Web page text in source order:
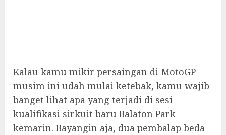
Kalau kamu mikir persaingan di MotoGP
musim ini udah mulai ketebak, kamu wajib
banget lihat apa yang terjadi di sesi
kualifikasi sirkuit baru Balaton Park
kemarin. Bayangin aja, dua pembalap beda